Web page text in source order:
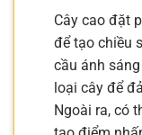
Cây cao đặt
để tạo chiều
cầu ánh
loại cây để
Ngoài ra, có